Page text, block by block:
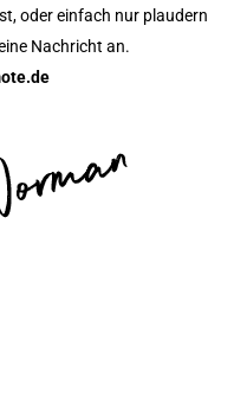
oder einfach nur plaudern
Nachricht an.